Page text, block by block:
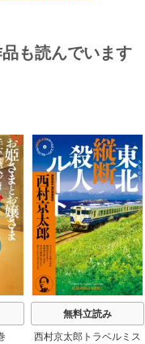
も読んでいます
無料立読み
西村京太郎トラベルミス